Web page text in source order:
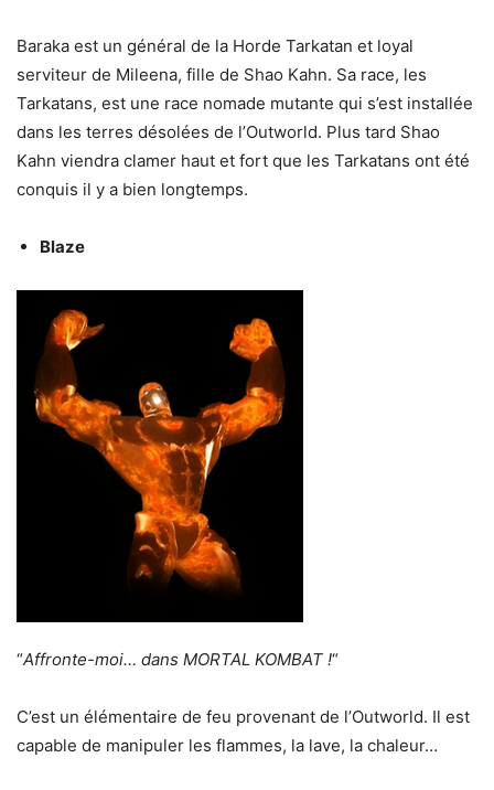
Baraka est un général de la Horde Tarkatan et loyal
serviteur de Mileena, fille de Shao Kahn. Sa race, les
Tarkatans, est une race nomade mutante qui s’est installée
dans les terres désolées de l’Outworld. Plus tard Shao
Kahn viendra clamer haut et fort que les Tarkatans ont été
conquis il y a bien longtemps.
Blaze
“Affronte-moi… dans MORTAL KOMBAT !“
C’est un élémentaire de feu provenant de l’Outworld. Il est
capable de manipuler les flammes, la lave, la chaleur…